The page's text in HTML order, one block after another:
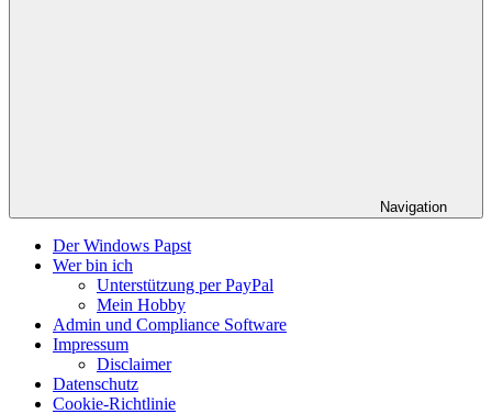
Navigation
Der Windows Papst
Wer bin ich
Unterstützung per PayPal
Mein Hobby
Admin und Compliance Software
Impressum
Disclaimer
Datenschutz
Cookie-Richtlinie